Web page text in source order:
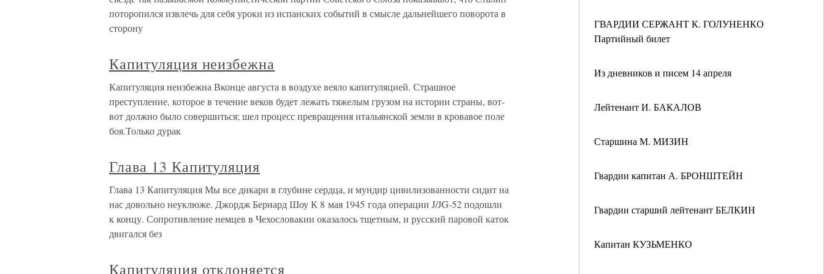
ГВАРДИИ СЕРЖАНТ К. ГОЛУНЕНКО
Партийный билет
Из дневников и писем 14 апреля
Лейтенант И. БАКАЛОВ
Старшина М. МИЗИН
Гвардии капитан А. БРОНШТЕЙН
Гвардии старший лейтенант БЕЛКИН
Капитан КУЗЬМЕНКО
поторопился извлечь для себя уроки из испанских событий в смысле дальнейшего поворота в
сторону
Капитуляция неизбежна
Капитуляция неизбежна Вконце августа в воздухе веяло капитуляцией. Страшное
преступление, которое в течение веков будет лежать тяжелым грузом на истории страны, вот-
вот должно было совершиться; шел процесс превращения итальянской земли в кровавое поле
боя.Только дурак
Глава 13 Капитуляция
Глава 13 Капитуляция Мы все дикари в глубине сердца, и мундир цивилизованности сидит на
нас довольно неуклюже. Джордж Бернард Шоу К 8 мая 1945 года операции J/JG-52 подошли
к концу. Сопротивление немцев в Чехословакии оказалось тщетным, и русский паровой каток
двигался без
Капитуляция отклоняется